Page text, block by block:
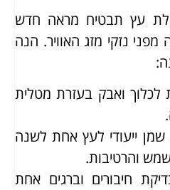
עץ תבטיח מראה חדש
נזקי מזג האוויר. הנה
לכלוך ואבק בעזרת מטלית
שמן ייעודי לעץ אחת לשנה
והרטיבות.
חיבורים וברגים אחת